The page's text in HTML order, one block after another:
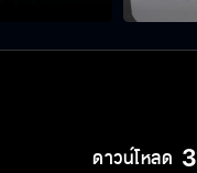
ดาวน์โหลด